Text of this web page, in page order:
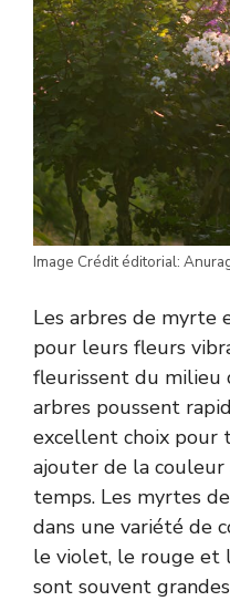
Image Crédit éditorial:
Les arbres de myrte
pour leurs fleurs
fleurissent du milieu
arbres poussent
excellent choix pour
ajouter de la
temps. Les myrtes
dans une variété de
le violet, le rouge et
sont souvent